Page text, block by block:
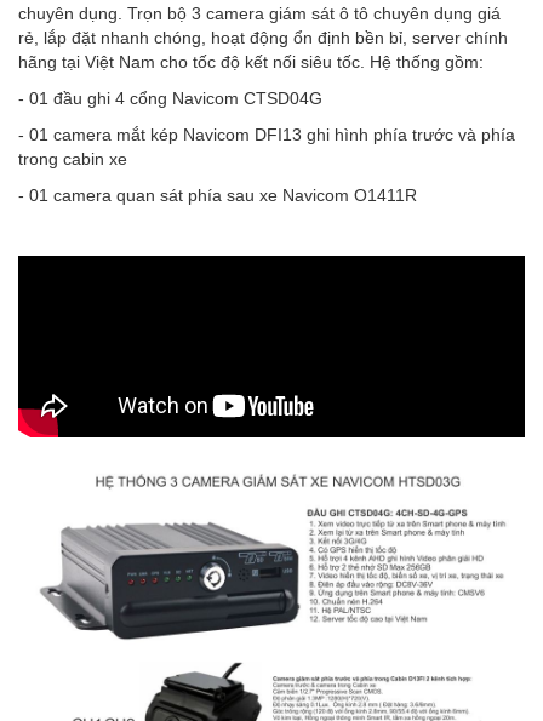
chuyên dụng. Trọn bộ 3 camera giám sát ô tô chuyên dụng giá
rẻ, lắp đặt nhanh chóng, hoạt động ổn định bền bỉ, server chính
hãng tại Việt Nam cho tốc độ kết nối siêu tốc. Hệ thống gồm:
- 01 đầu ghi 4 cổng Navicom CTSD04G
- 01 camera mắt kép Navicom DFI13 ghi hình phía trước và phía
trong cabin xe
- 01 camera quan sát phía sau xe Navicom O1411R